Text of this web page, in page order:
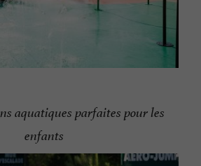
aquatiques parfaites pour les
enfants